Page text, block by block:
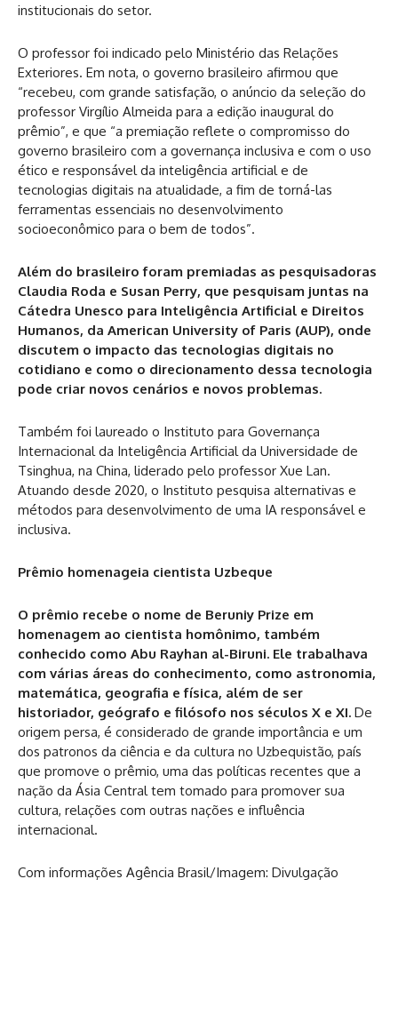
institucionais do setor.
O professor foi indicado pelo Ministério das Relações
Exteriores. Em nota, o governo brasileiro afirmou que
“recebeu, com grande satisfação, o anúncio da seleção do
professor Virgílio Almeida para a edição inaugural do
prêmio”, e que “a premiação reflete o compromisso do
governo brasileiro com a governança inclusiva e com o uso
ético e responsável da inteligência artificial e de
tecnologias digitais na atualidade, a fim de torná-las
ferramentas essenciais no desenvolvimento
socioeconômico para o bem de todos”.
Além do brasileiro foram premiadas as pesquisadoras
Claudia Roda e Susan Perry, que pesquisam juntas na
Cátedra Unesco para Inteligência Artificial e Direitos
Humanos, da American University of Paris (AUP), onde
discutem o impacto das tecnologias digitais no
cotidiano e como o direcionamento dessa tecnologia
pode criar novos cenários e novos problemas.
Também foi laureado o Instituto para Governança
Internacional da Inteligência Artificial da Universidade de
Tsinghua, na China, liderado pelo professor Xue Lan.
Atuando desde 2020, o Instituto pesquisa alternativas e
métodos para desenvolvimento de uma IA responsável e
inclusiva.
Prêmio homenageia cientista Uzbeque
O prêmio recebe o nome de Beruniy Prize em
homenagem ao cientista homônimo, também
conhecido como Abu Rayhan al-Biruni. Ele trabalhava
com várias áreas do conhecimento, como astronomia,
matemática, geografia e física, além de ser
historiador, geógrafo e filósofo nos séculos X e XI. De
origem persa, é considerado de grande importância e um
dos patronos da ciência e da cultura no Uzbequistão, país
que promove o prêmio, uma das políticas recentes que a
nação da Ásia Central tem tomado para promover sua
cultura, relações com outras nações e influência
internacional.
Com informações Agência Brasil/Imagem: Divulgação